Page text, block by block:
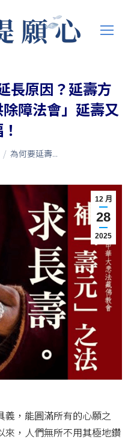
長原因？延壽方
障法會」延壽又
為何要延壽...
12 月
28
2025
義，能圓滿所有的心願之
來，人們無所不用其極地鑽